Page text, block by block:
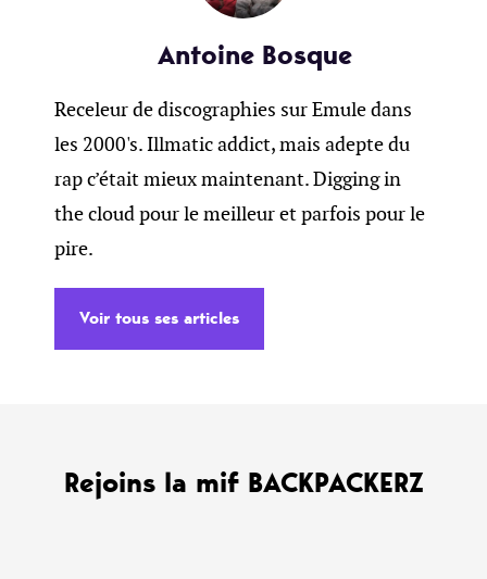
Antoine Bosque
Receleur de discographies sur Emule dans
les 2000's. Illmatic addict, mais adepte du
rap c’était mieux maintenant. Digging in
the cloud pour le meilleur et parfois pour le
pire.
Voir tous ses articles
Rejoins la mif BACKPACKERZ